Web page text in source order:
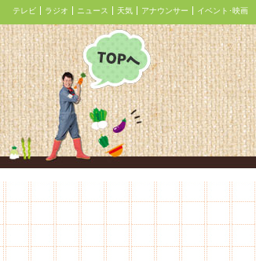
テレビ ラジオ ニュース 天気 アナウンサー イベント･映画
あぐり王国北海道NEXT